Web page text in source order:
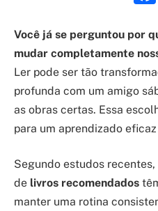
Você já se perguntou por
mudar completamente
Ler pode ser tão
profunda com um amigo
as obras certas. Essa
para um aprendizado
Segundo estudos
de livros recomendados
manter uma rotina